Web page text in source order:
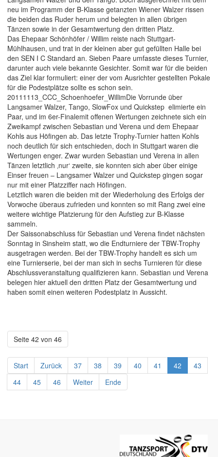
neu im Programm der B-Klasse getanzten Wiener Walzer rissen
die beiden das Ruder herum und belegten in allen übrigen
Tänzen sowie in der Gesamtwertung den dritten Platz.
Das Ehepaar Schönhöfer / Willim reiste nach Stuttgart-
Mühlhausen, und trat in der kleinen aber gut gefüllten Halle bei
den SEN I C Standard an. Sieben Paare umfasste dieses Turnier,
darunter auch viele bekannte Gesichter. Somit war für die beiden
das Ziel klar formuliert: einer der vom Ausrichter gestellten Pokale
für die Podestplätze sollte es schon sein.
20111113_CCC_Schoenhoefer_WillimDie Vorrunde über
Langsamer Walzer, Tango, SlowFox und Quickstep elimierte ein
Paar, und im 6er-Finalemit offenen Wertungen zeichnete sich ein
Zweikampf zwischen Sebastian und Verena und dem Ehepaar
Kohls aus Höfingen ab. Das letzte Trophy-Turnier hatten Kohls
noch deutlich für sich entschieden, doch in Stuttgart waren die
Wertungen enger. Zwar wurden Sebastian und Verena in allen
Tänzen letztlich ‚nur‘ zweite, sie konnten sich aber über einige
Einser freuen – Langsamer Walzer und Quickstep gingen sogar
nur mit einer Platzziffer nach Höfingen.
Letztlich waren die beiden mit der Wiederholung des Erfolgs der
Vorwoche überaus zufrieden und konnten so mit Rang zwei eine
weitere wichtige Platzierung für den Aufstieg zur B-Klasse
sammeln.
Der Saissonabschluss für Sebastian und Verena findet nächsten
Sonntag in Sinsheim statt, wo die Endturniere der TBW-Trophy
ausgetragen werden. Bei der TBW-Trophy handelt es sich um
eine Turnierserie, bei der man sich in sechs Turnieren für diese
Abschlussveranstaltung qualifizieren kann. Sebastian und Verena
belegen hier aktuell den dritten Platz der Gesamtwertung und
haben somit einen weiteren Podestplatz in Aussicht.
Seite 42 von 46
Start Zurück 37 38 39 40 41 42
43
44
45 46 Weiter Ende